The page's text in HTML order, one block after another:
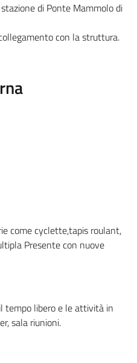
di Ponte Mammolo di
con la struttura.
come cyclette,tapis roulant,
Presente con nuove
tempo libero e le attività in
sala riunioni.